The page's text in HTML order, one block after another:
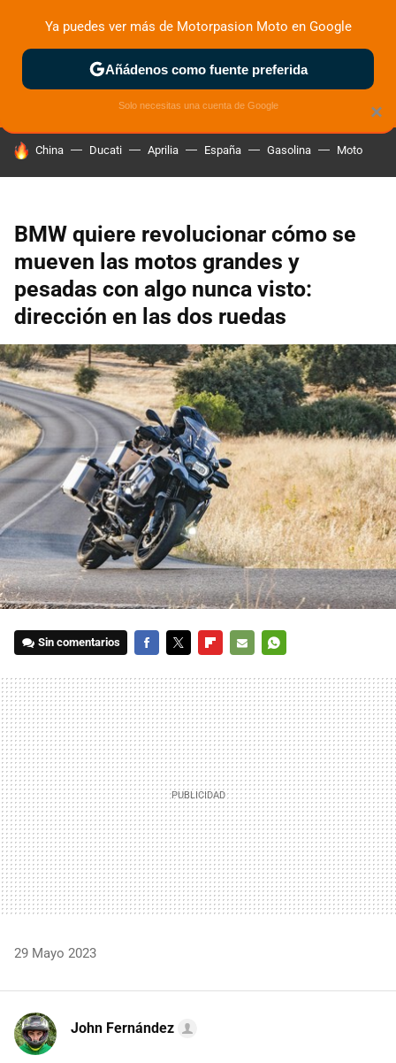
ZONA DE PRUEBAS DEPORTIVAS MOTOS ELÉCTRICAS
HOY SE HABLA DE
China Ducati Aprilia España Gasolina Moto
BMW quiere revolucionar cómo se
mueven las motos grandes y
pesadas con algo nunca visto:
dirección en las dos ruedas
Sin comentarios
MAIL
29 Mayo 2023
John Fernández
×
Ya puedes ver más de Motorpasion Moto en Google
Añádenos como fuente preferida
Solo necesitas una cuenta de Google